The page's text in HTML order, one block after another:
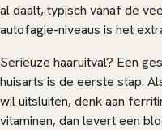
al daalt, typisch vanaf de
autofagie-niveaus is het
Serieuze haaruitval? Een
huisarts is de eerste stap.
wil uitsluiten, denk aan
vitaminen, dan levert een